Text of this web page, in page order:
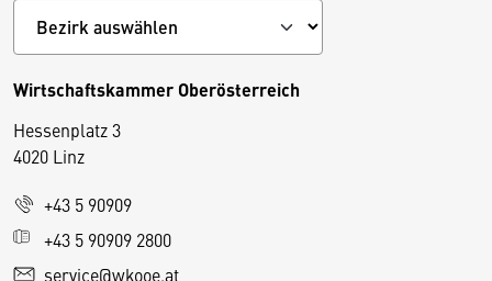
Wirtschaftskammer Oberösterreich
Hessenplatz 3
4020 Linz
+43 5 90909
+43 5 90909 2800
service@wkooe.at
D